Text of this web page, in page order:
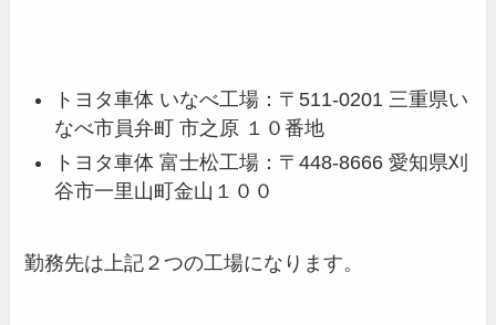
トヨタ車体 いなべ工場： 〒511-0201 三重県い
なべ市員弁町 市之原 １０番地
トヨタ車体 富士松工場：〒448-8666 愛知県刈
谷市一里山町金山１００
勤務先は上記２つの工場になります。